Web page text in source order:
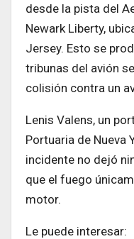
desde la pista del
Newark Liberty,
Jersey. Esto se
tribunas del avión
colisión contra un
Lenis Valens, un
Portuaria de Nueva
incidente no dejó
que el fuego
motor.
Le puede interesar: